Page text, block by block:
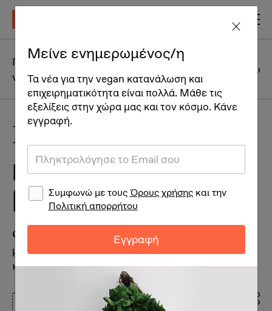
Γιατί να γίνω
vegan
Η
ενός vegan
Vegan
Είναι αφύσικο να
μεγαλώνω το παιδί μου
βίγκαν;
Οι βίγκαν γονείς μεγαλώνουν τα παιδιά τους
με τον βίγκαν τρόπο ζωής, όπως δηλαδή ζουν
και οι ίδιοι.
Η καθημερινότητα ενός vegan
Μείνε ενημερωμένος/η
Τα νέα για την vegan κατανάλωση και
επιχειρηματικότητα είναι πολλά. Μάθε τις
εξελίξεις στην χώρα μας και τον κόσμο. Κάνε
εγγραφή.
Συμφωνώ με τουςΌρους χρήσηςκαι την
Πολιτική απορρήτου
Εγγραφή